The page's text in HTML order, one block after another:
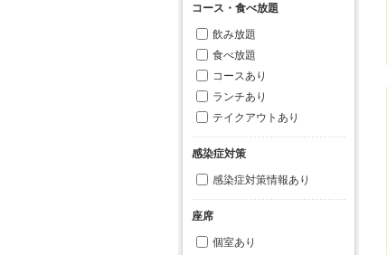
コース・食べ放題
飲み放題
食べ放題
コースあり
ランチあり
テイクアウトあり
感染症対策
感染症対策情報あり
座席
個室あり